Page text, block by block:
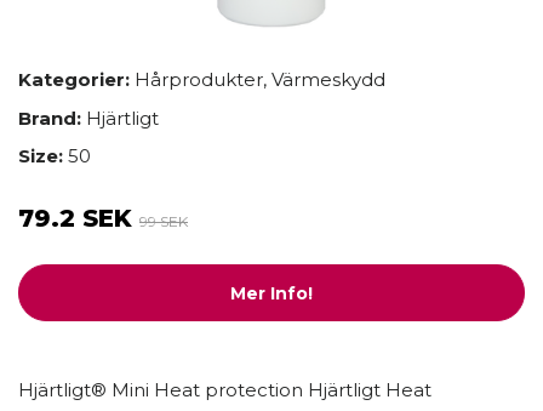
Kategorier: Hårprodukter, Värmeskydd
Brand: Hjärtligt
Size: 50
79.2 SEK 99 SEK
Mer Info!
Hjärtligt® Mini Heat protection Hjärtligt Heat